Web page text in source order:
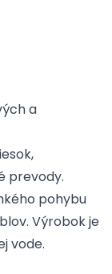
a
,
prevody.
pohybu
. Výrobokje
vode.